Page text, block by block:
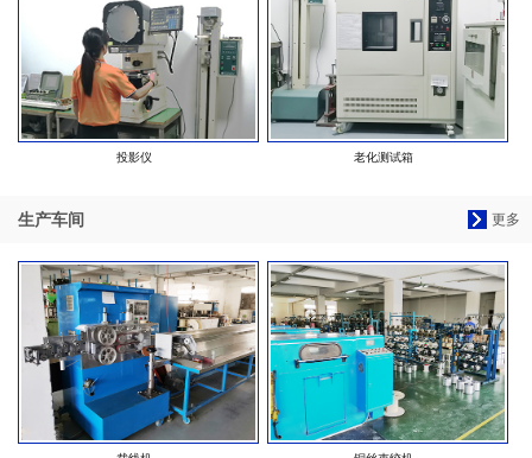
投影仪 老化测试箱
更多
生产车间